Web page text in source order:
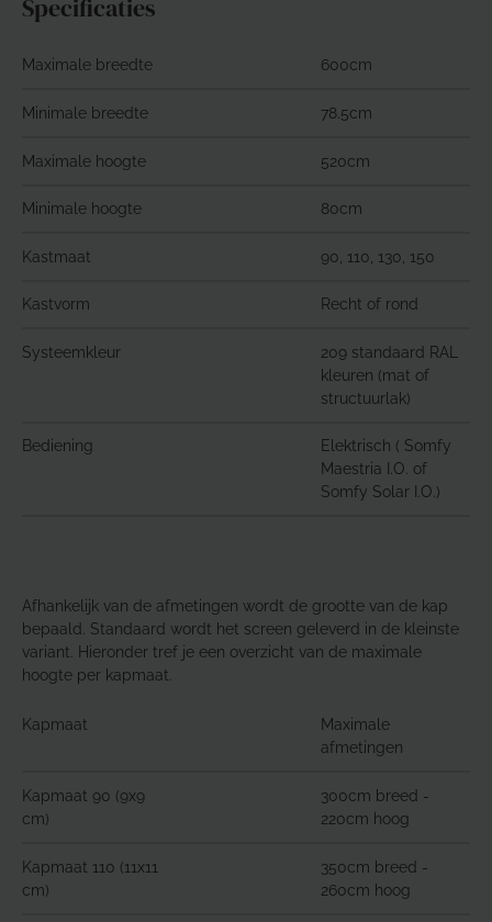
Specificaties
Maximale breedte 600cm
Minimale breedte 78.5cm
Maximale hoogte 520cm
Minimale hoogte 80cm
Kastmaat 90, 110, 130, 150
Kastvorm Recht of rond
Systeemkleur
209 standaard RAL
kleuren (mat of
structuurlak)
Bediening
Elektrisch ( Somfy
Maestria I.O. of
Somfy Solar I.O.)
Afhankelijk van de afmetingen wordt de grootte van de kap
bepaald. Standaard wordt het screen geleverd in de kleinste
variant. Hieronder tref je een overzicht van de maximale
hoogte per kapmaat.
Kapmaat
Maximale
afmetingen
Kapmaat 90 (9x9
cm)
300cm breed -
220cm hoog
Kapmaat 110 (11x11
cm)
350cm breed -
260cm hoog